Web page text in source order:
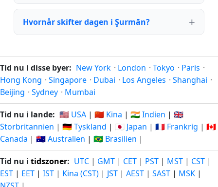
Hvornår skifter dagen i Şurmān?
Tid nu i disse byer: New York · London · Tokyo · Paris ·
Hong Kong · Singapore · Dubai · Los Angeles · Shanghai ·
Beijing · Sydney · Mumbai
Tid nu i lande: 🇺🇸 USA | 🇨🇳 Kina | 🇮🇳 Indien | 🇬🇧
Storbritannien | 🇩🇪 Tyskland | 🇯🇵 Japan | 🇫🇷 Frankrig | 🇨🇦
Canada | 🇦🇺 Australien | 🇧🇷 Brasilien |
Tid nu i tidszoner: UTC | GMT | CET | PST | MST | CST |
EST | EET | IST | Kina (CST) | JST | AEST | SAST | MSK |